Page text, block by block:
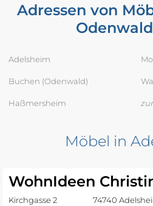
Adressen von
Adelsheim
Buchen (Odenwald)
Haßmersheim
Möbel in
WohnIdeen
Kirchgasse 2
74740